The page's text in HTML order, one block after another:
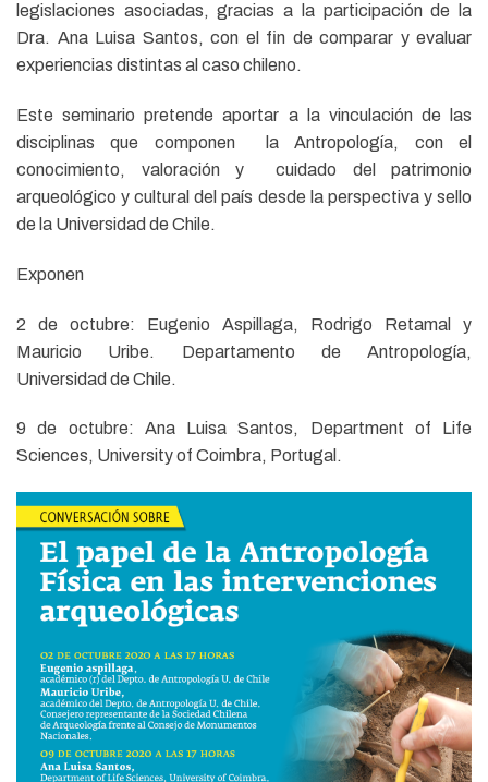
legislaciones asociadas, gracias a la participación de la
Dra. Ana Luisa Santos, con el fin de comparar y evaluar
experiencias distintas al caso chileno.
Este seminario pretende aportar a la vinculación de las
disciplinas que componen la Antropología, con el
conocimiento, valoración y cuidado del patrimonio
arqueológico y cultural del país desde la perspectiva y sello
de la Universidad de Chile.
Exponen
2 de octubre: Eugenio Aspillaga, Rodrigo Retamal y
Mauricio Uribe. Departamento de Antropología,
Universidad de Chile.
9 de octubre: Ana Luisa Santos, Department of Life
Sciences, University of Coimbra, Portugal.